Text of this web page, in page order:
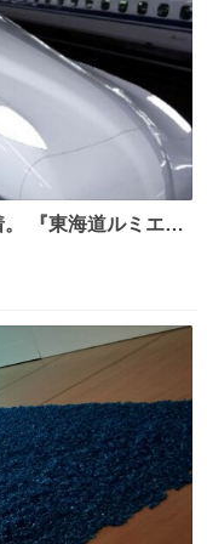
ー
朝まで新幹線とい